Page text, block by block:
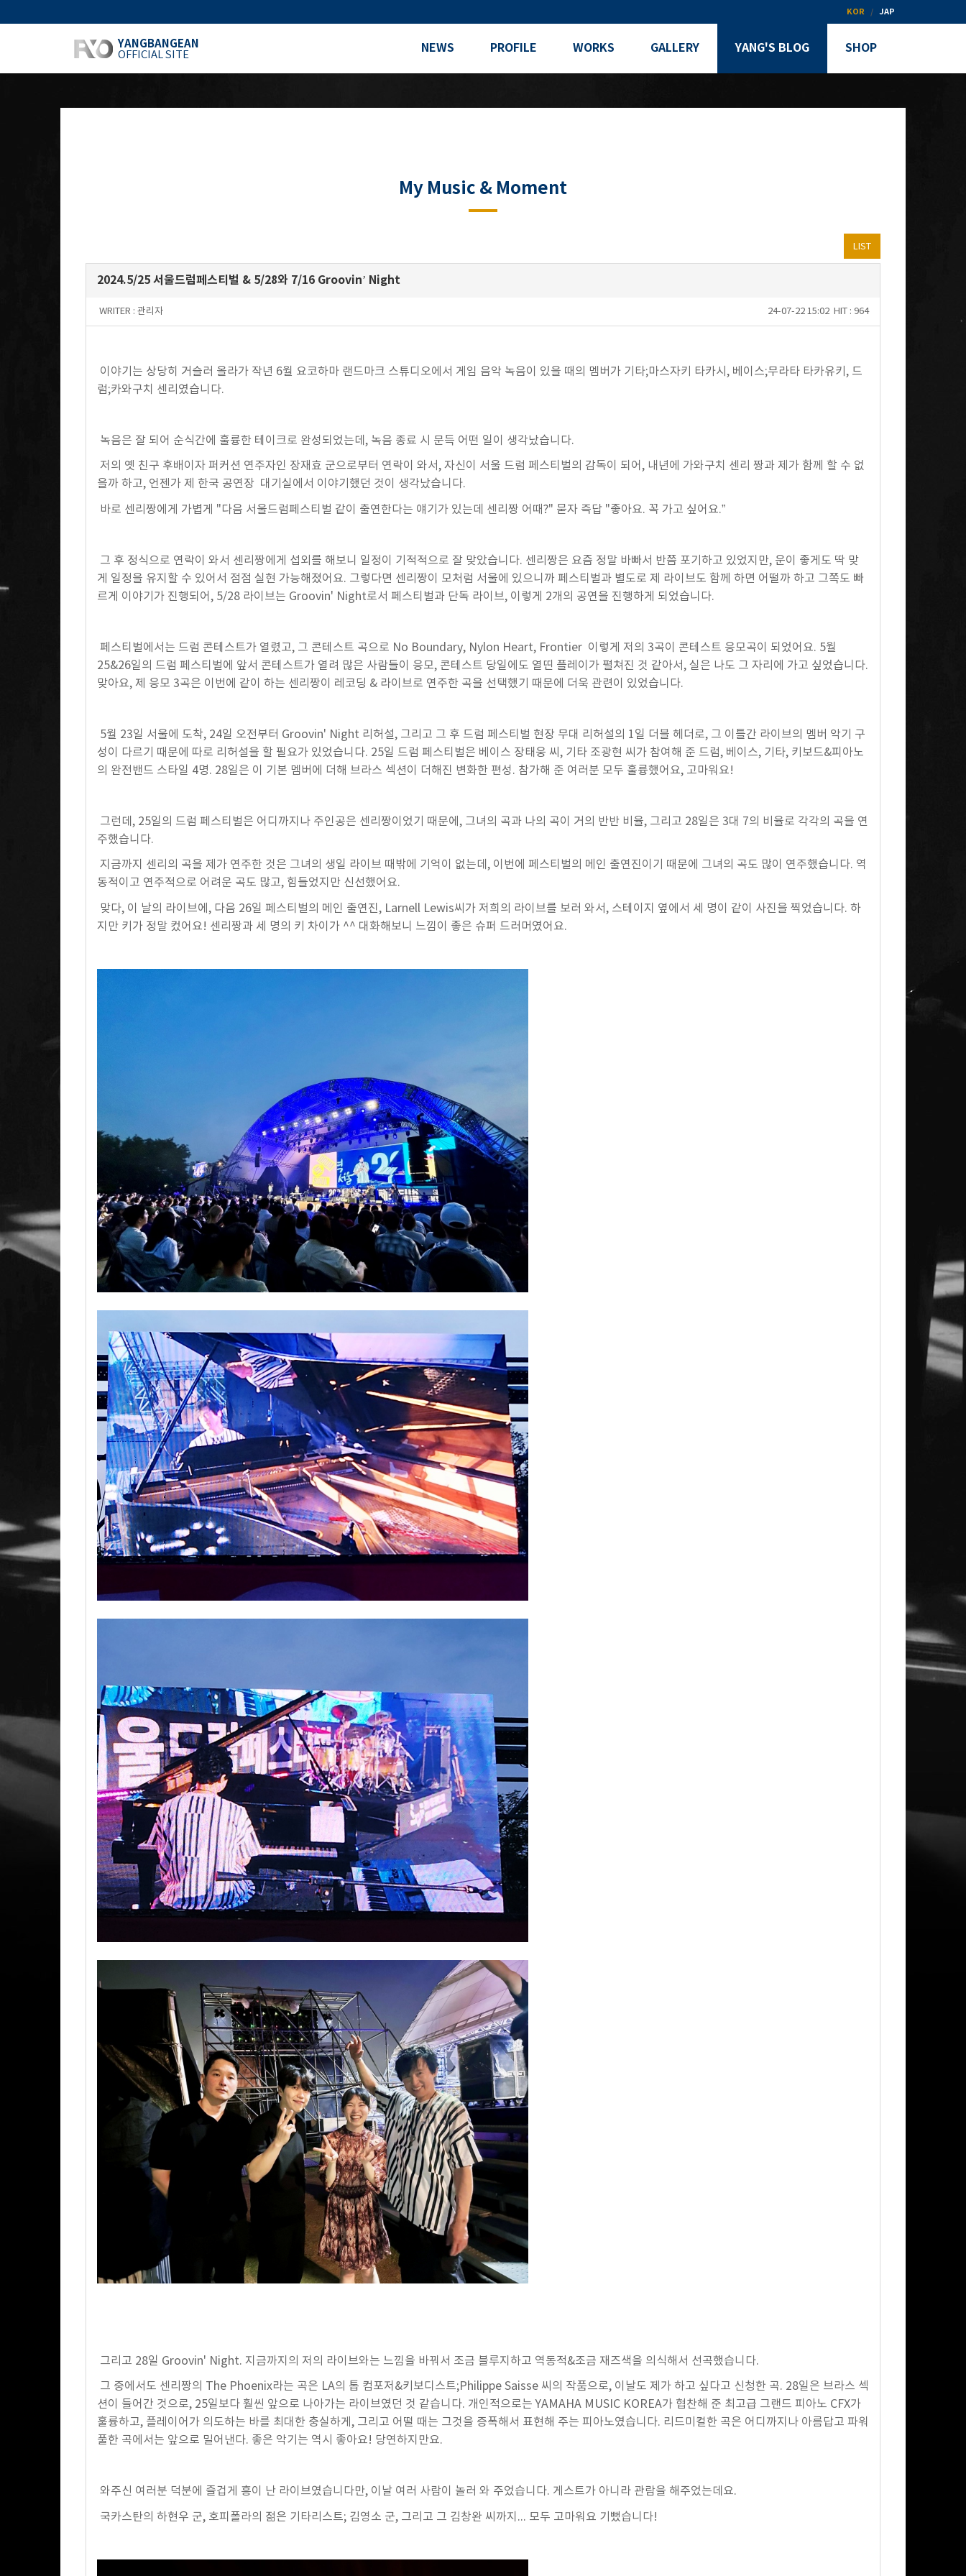
KOR JAP
YANGBANGEAN
OFFICIAL SITE NEWS PROFILE WORKS GALLERY YANG'S BLOG SHOP
My Music & Moment
LIST
2024.5/25 서울드럼페스티벌 & 5/28와 7/16 Groovin’ Night
WRITER : 관리자 HIT : 964
24-07-22 15:02
이야기는 상당히 거슬러 올라가 작년 6월 요코하마 랜드마크 스튜디오에서 게임 음악 녹음이 있을 때의 멤버가 기타;마스자키 타카시, 베이스;무라타 타카유키, 드
럼;카와구치 센리였습니다.
녹음은 잘 되어 순식간에 훌륭한 테이크로 완성되었는데, 녹음 종료 시 문득 어떤 일이 생각났습니다.
저의 옛 친구 후배이자 퍼커션 연주자인 장재효 군으로부터 연락이 와서, 자신이 서울 드럼 페스티벌의 감독이 되어, 내년에 가와구치 센리 짱과 제가 함께 할 수 없
을까 하고, 언젠가 제 한국 공연장 대기실에서 이야기했던 것이 생각났습니다.
바로 센리짱에게 가볍게 "다음 서울드럼페스티벌 같이 출연한다는 얘기가 있는데 센리짱 어때?" 묻자 즉답 "좋아요. 꼭 가고 싶어요.”
그 후 정식으로 연락이 와서 센리짱에게 섭외를 해보니 일정이 기적적으로 잘 맞았습니다. 센리짱은 요즘 정말 바빠서 반쯤 포기하고 있었지만, 운이 좋게도 딱 맞
게 일정을 유지할 수 있어서 점점 실현 가능해졌어요. 그렇다면 센리짱이 모처럼 서울에 있으니까 페스티벌과 별도로 제 라이브도 함께 하면 어떨까 하고 그쪽도 빠
르게 이야기가 진행되어, 5/28 라이브는 Groovin' Night로서 페스티벌과 단독 라이브, 이렇게 2개의 공연을 진행하게 되었습니다.
페스티벌에서는 드럼 콘테스트가 열렸고, 그 콘테스트 곡으로 No Boundary, Nylon Heart, Frontier 이렇게 저의 3곡이 콘테스트 응모곡이 되었어요. 5월
25&26일의 드럼 페스티벌에 앞서 콘테스트가 열려 많은 사람들이 응모, 콘테스트 당일에도 열띤 플레이가 펼쳐진 것 같아서, 실은 나도 그 자리에 가고 싶었습니다.
맞아요, 제 응모 3곡은 이번에 같이 하는 센리짱이 레코딩 & 라이브로 연주한 곡을 선택했기 때문에 더욱 관련이 있었습니다.
5월 23일 서울에 도착, 24일 오전부터 Groovin' Night 리허설, 그리고 그 후 드럼 페스티벌 현장 무대 리허설의 1일 더블 헤더로, 그 이틀간 라이브의 멤버 악기 구
성이 다르기 때문에 따로 리허설을 할 필요가 있었습니다. 25일 드럼 페스티벌은 베이스 장태웅 씨, 기타 조광현 씨가 참여해 준 드럼, 베이스, 기타, 키보드&피아노
의 완전밴드 스타일 4명. 28일은 이 기본 멤버에 더해 브라스 섹션이 더해진 변화한 편성. 참가해 준 여러분 모두 훌륭했어요, 고마워요!
그런데, 25일의 드럼 페스티벌은 어디까지나 주인공은 센리짱이었기 때문에, 그녀의 곡과 나의 곡이 거의 반반 비율, 그리고 28일은 3대 7의 비율로 각각의 곡을 연
주했습니다.
지금까지 센리의 곡을 제가 연주한 것은 그녀의 생일 라이브 때밖에 기억이 없는데, 이번에 페스티벌의 메인 출연진이기 때문에 그녀의 곡도 많이 연주했습니다. 역
동적이고 연주적으로 어려운 곡도 많고, 힘들었지만 신선했어요.
맞다, 이 날의 라이브에, 다음 26일 페스티벌의 메인 출연진, Larnell Lewis씨가 저희의 라이브를 보러 와서, 스테이지 옆에서 세 명이 같이 사진을 찍었습니다. 하
지만 키가 정말 컸어요! 센리짱과 세 명의 키 차이가 ^^ 대화해보니 느낌이 좋은 슈퍼 드러머였어요.
그리고 28일 Groovin' Night. 지금까지의 저의 라이브와는 느낌을 바꿔서 조금 블루지하고 역동적&조금 재즈색을 의식해서 선곡했습니다.
그 중에서도 센리짱의 The Phoenix라는 곡은 LA의 톱 컴포저&키보디스트;Philippe Saisse 씨의 작품으로, 이날도 제가 하고 싶다고 신청한 곡. 28일은 브라스 섹
션이 들어간 것으로, 25일보다 훨씬 앞으로 나아가는 라이브였던 것 같습니다. 개인적으로는 YAMAHA MUSIC KOREA가 협찬해 준 최고급 그랜드 피아노 CFX가
훌륭하고, 플레이어가 의도하는 바를 최대한 충실하게, 그리고 어떨 때는 그것을 증폭해서 표현해 주는 피아노였습니다. 리드미컬한 곡은 어디까지나 아름답고 파워
풀한 곡에서는 앞으로 밀어낸다. 좋은 악기는 역시 좋아요! 당연하지만요.
와주신 여러분 덕분에 즐겁게 흥이 난 라이브였습니다만, 이날 여러 사람이 놀러 와 주었습니다. 게스트가 아니라 관람을 해주었는데요.
국카스탄의 하현우 군, 호피폴라의 젊은 기타리스트; 김영소 군, 그리고 그 김창완 씨까지... 모두 고마워요 기뻤습니다!